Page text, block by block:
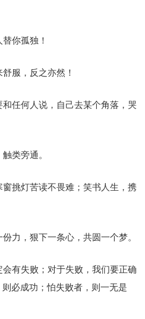
你孤独！
服，反之亦然！
任何人说，自己去某个角落，哭
类旁通。
挑灯苦读不畏难；笑书人生，携
力，狠下一条心，共圆一个梦。
有失败；对于失败，我们要正确
必成功；怕失败者，则一无是